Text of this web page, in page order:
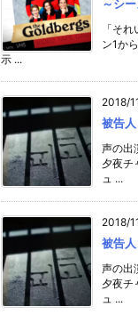
～シ
「そ
ン1か
示 ...
2018/
被告
声の出
夕夜チ
ュ ...
2018/
被告
声の出
夕夜チ
ュ ...